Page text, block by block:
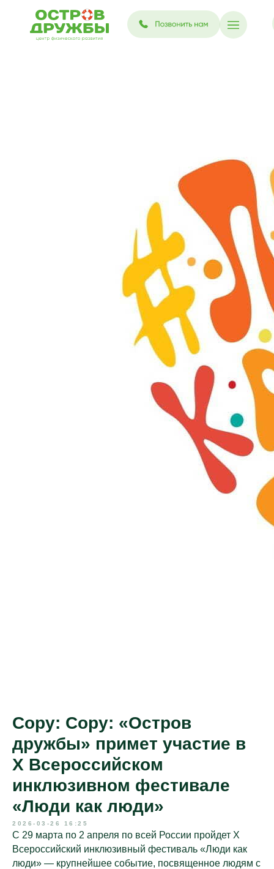
Copy: Copy: «Остров
дружбы» примет участие в
X Всероссийском
инклюзивном фестивале
«Люди как люди»
2026-03-26 16:25
С 29 марта по 2 апреля по всей России пройдет X
Всероссийский инклюзивный фестиваль «Люди как
люди» — крупнейшее событие, посвященное людям с